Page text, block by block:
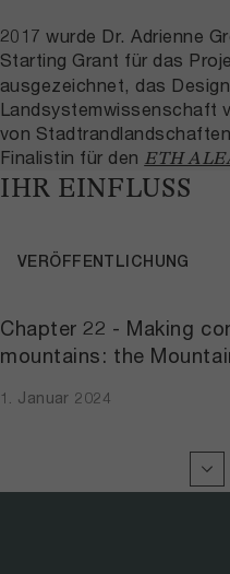
2017 wurde Dr. Adrienne
Starting Grant für das
ausgezeichnet, das
Landsystemwissenschaft
von
Finalistin für den ETH
IHR EINFLUSS
Chapter 22 - Making
mountains: the
1. Januar 2024
VERÖFFENTLICHUNG